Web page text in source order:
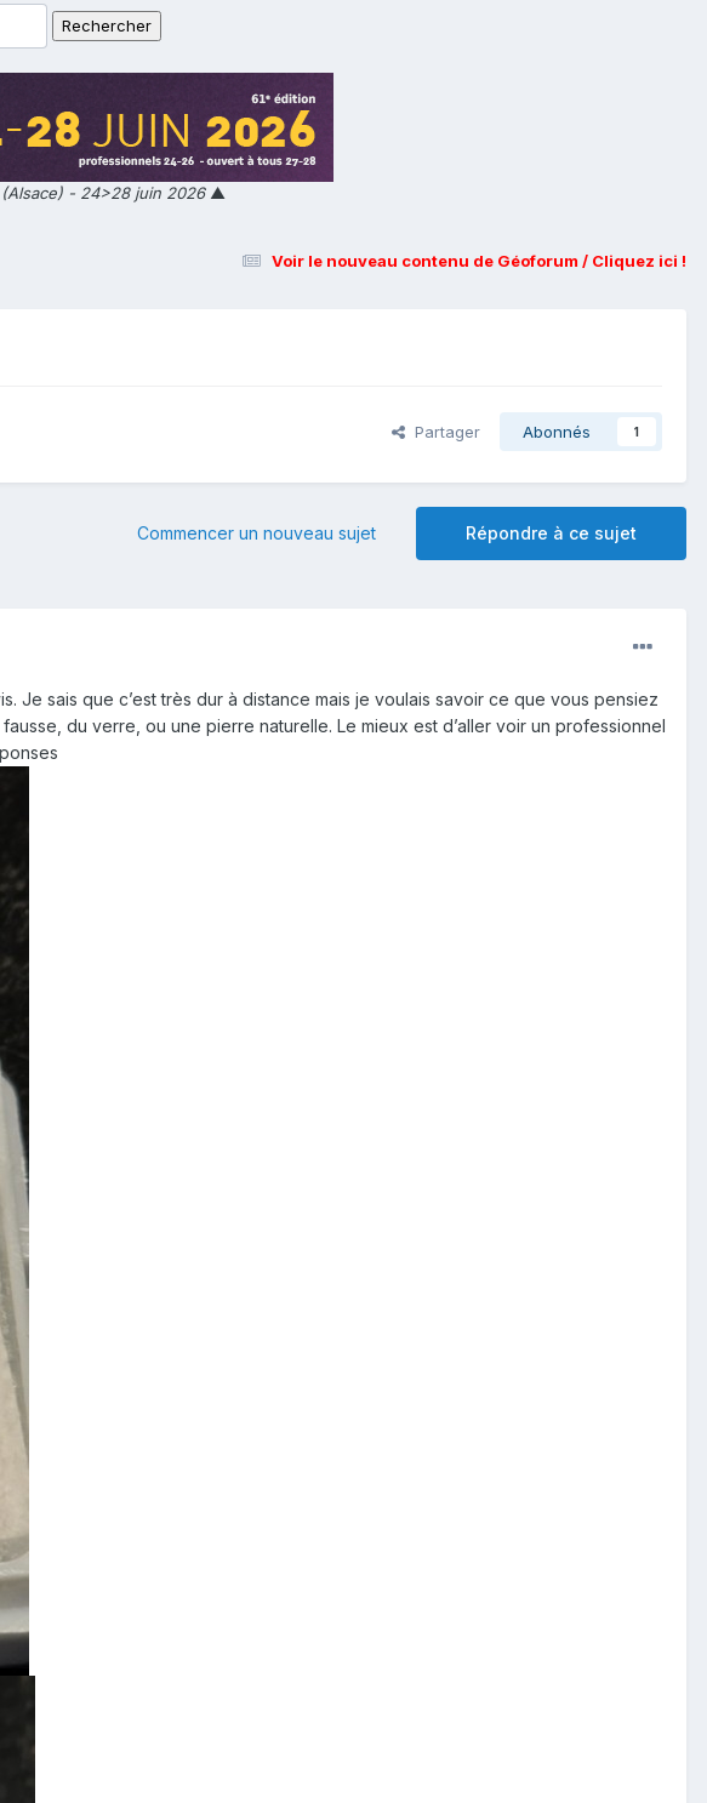
- 24>28 juin 2026▲
Voir le nouveau contenu de Géoforum / Cliquez ici !
Partager Abonnés 1
Répondre à ce sujet
Commencer un nouveau sujet
Je sais que c’est très dur à distance mais je voulais savoir ce que vous pensiez
du verre, ou une pierre naturelle. Le mieux est d’aller voir un professionnel